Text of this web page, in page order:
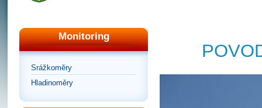
Monitoring
Srážkoměry
Hladinoměry